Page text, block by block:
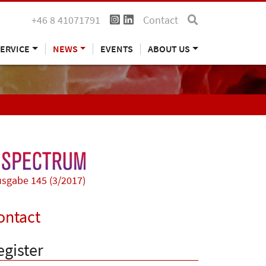
+46 8 41071791 Contact
NEWS EVENTS ABOUT US
145 (3/2017)